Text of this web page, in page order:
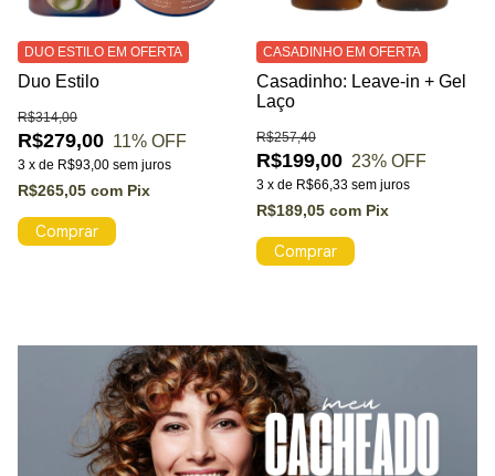
Duo Estilo
R$279,00
R$314,00
11% OFF
3 x de R$93,00 sem juros
R$265,05 com Pix
Comprar
DUO ESTILO EM OFERTA
Casadinho: Leave-in + Gel
Laço
R$199,00
R$257,40
23% OFF
3 x de R$66,33 sem juros
R$189,05 com Pix
Comprar
CASADINHO EM OFERTA